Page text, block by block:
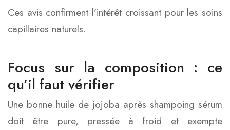
Ces avis confirment l’intérêt croissant pour les soins
capillaires naturels.
Focus sur la composition : ce
qu’il faut vérifier
Une bonne huile de jojoba après shampoing sérum
doit être pure, pressée à froid et exempte